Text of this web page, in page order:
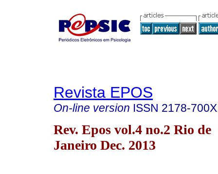
Revista EPOS
On-line version ISSN 2178-700X
Rev. Epos vol.4 no.2 Rio de
Janeiro Dec. 2013